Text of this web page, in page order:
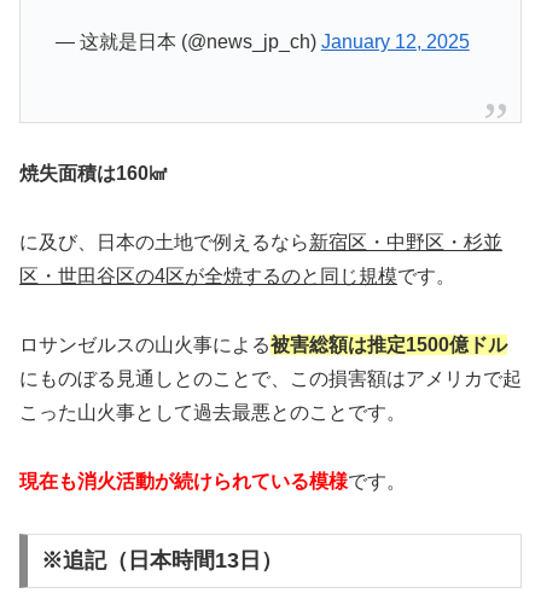
— 这就是日本 (@news_jp_ch) January 12, 2025
焼失面積は160㎢
に及び、日本の土地で例えるなら新宿区・中野区・杉並
区・世田谷区の4区が全焼するのと同じ規模です。
ロサンゼルスの山火事による被害総額は推定1500億ドル
にものぼる見通しとのことで、この損害額はアメリカで起
こった山火事として過去最悪とのことです。
現在も消火活動が続けられている模様です。
※追記（日本時間13日）